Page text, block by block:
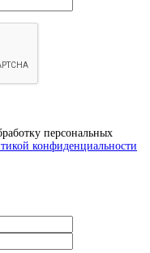
персональных
конфиденциальности